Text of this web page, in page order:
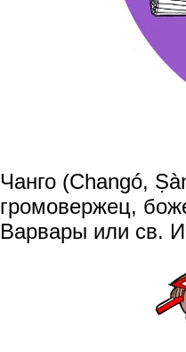
Чанго (Changó,
громовержец,
Варвары или св.